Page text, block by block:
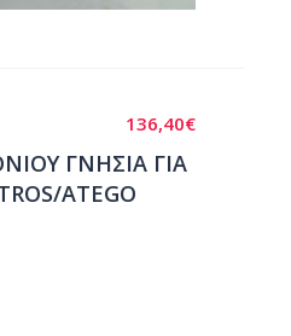
136,40€
ΓΝΗΣΙΑ ΓΙΑ
ATEGO